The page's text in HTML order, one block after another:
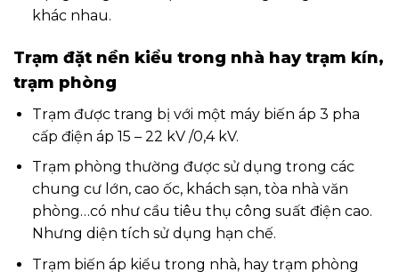
KIỂU ĐẶT NỀN 1600KVA
Mật độ phân bố của trạm biến áp đặt nền
1600KVA
hiện rất rộng, nó được ứng dụng trong nhiều địa
điểm sản xuất, kinh doanh, trong nhiều nghành
kinh tế khác nhau, với mục đích truyền tải và phân
phối điện năng với nhu cầu sử dụng điện năng lớn.